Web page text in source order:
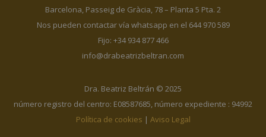
Barcelona, Passeig de Gràcia, 78 – Planta 5 Pta. 2
Nos pueden contactar vía whatsapp en el 644 970 589
Fijo: +34 934 877 466
info@drabeatrizbeltran.com
Dra. Beatriz Beltrán © 2025
número registro del centro: E08587685, número expediente : 94992
Política de cookies | Aviso Legal